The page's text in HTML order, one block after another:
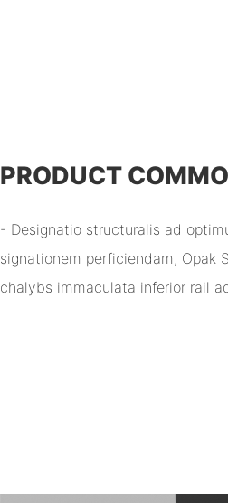
PRODUCT
- Designatio structuralis ad
signationem perficiendam, Opak
chalybs immaculata inferior rail